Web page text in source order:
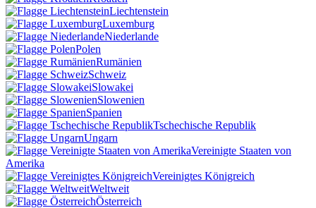
Liechtenstein
Luxemburg
Niederlande
Polen
Rumänien
Schweiz
Slowakei
Slowenien
Spanien
Tschechische Republik
Ungarn
Vereinigte Staaten von
Amerika
Vereinigtes Königreich
Weltweit
Österreich